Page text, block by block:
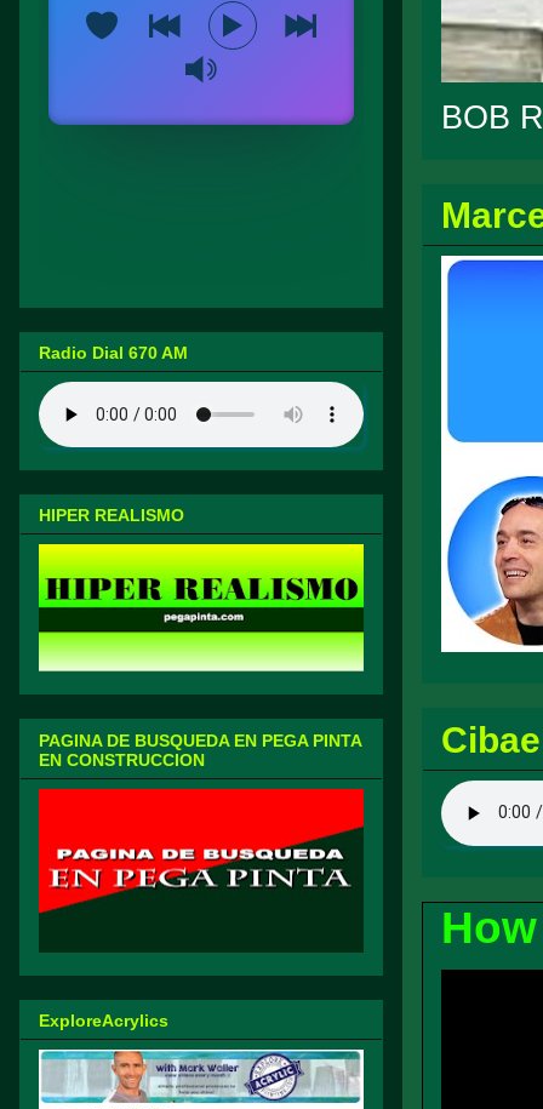
BOB
Radio Dial 670 AM
HIPER REALISMO
PAGINA DE BUSQUEDA EN PEGA PINTA
EN CONSTRUCCION
ExploreAcrylics